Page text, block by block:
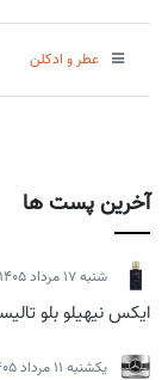
آخرین پست ها
شنبه 17 مرداد 1405
ایکس نیهیلو بلو
يكشنبه 11 مرداد 1405
عطر و ادکلن